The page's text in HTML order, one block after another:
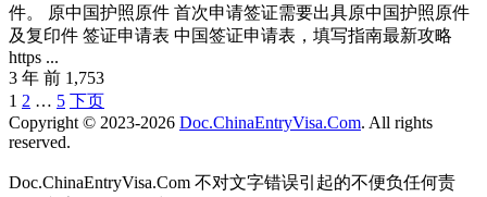
件。 原中国护照原件 首次申请签证需要出具原中国护照原件
及复印件 签证申请表 中国签证申请表，填写指南最新攻略
https ...
3 年 前 1,753
Posts
Navigation
1 2 … 5 下页
Copyright © 2023-2026 Doc.ChinaEntryVisa.Com. All rights
reserved.
Doc.ChinaEntryVisa.Com 不对文字错误引起的不便负任何责